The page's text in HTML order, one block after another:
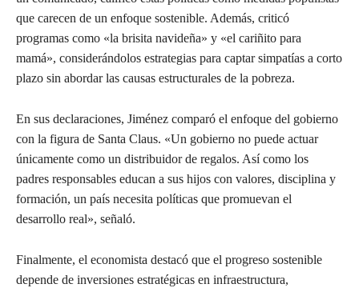
que carecen de un enfoque sostenible. Además, criticó
programas como «la brisita navideña» y «el cariñito para
mamá», considerándolos estrategias para captar simpatías a corto
plazo sin abordar las causas estructurales de la pobreza.
En sus declaraciones, Jiménez comparó el enfoque del gobierno
con la figura de Santa Claus. «Un gobierno no puede actuar
únicamente como un distribuidor de regalos. Así como los
padres responsables educan a sus hijos con valores, disciplina y
formación, un país necesita políticas que promuevan el
desarrollo real», señaló.
Finalmente, el economista destacó que el progreso sostenible
depende de inversiones estratégicas en infraestructura,